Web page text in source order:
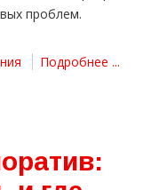
проблем.
Подробнее ...